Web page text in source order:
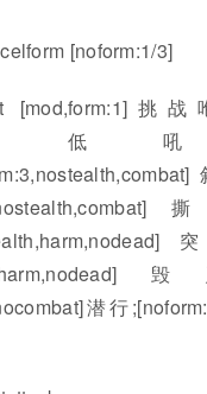
[noform:1/3]
[mod,form:1]挑
低
潜行